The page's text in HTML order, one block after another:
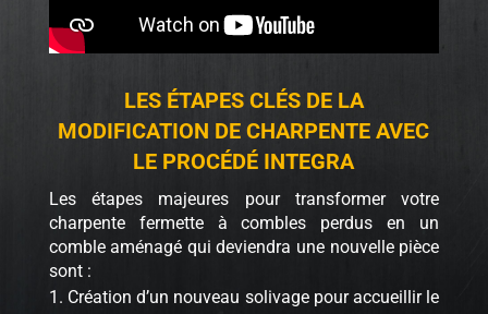
LES ÉTAPES CLÉS DE LA
MODIFICATION DE CHARPENTE AVEC
LE PROCÉDÉ INTEGRA
Les étapes majeures pour transformer votre
charpente fermette à combles perdus en un
comble aménagé qui deviendra une nouvelle pièce
sont :
Création d’un nouveau solivage pour accueillir le